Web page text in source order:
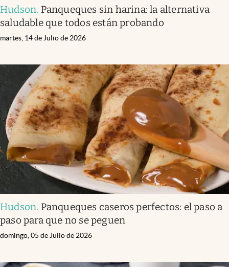
Mediakit
abre en nueva pestaña
Argentina
Hudson. Panqueques sin harina: la alternativa
saludable que todos están probando
martes, 14 de Julio de 2026
Hudson. Panqueques caseros perfectos: el paso a
paso para que no se peguen
domingo, 05 de Julio de 2026